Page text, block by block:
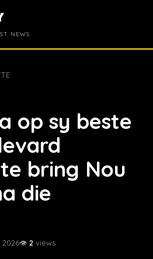
NEWS
op sy beste
bring Nou
die
2026👁️ 2 views